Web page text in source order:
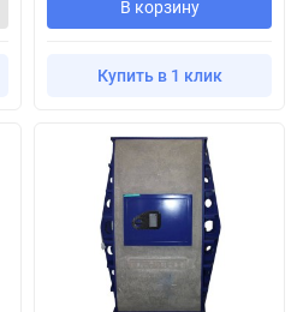
В корзину
Купить в 1 клик